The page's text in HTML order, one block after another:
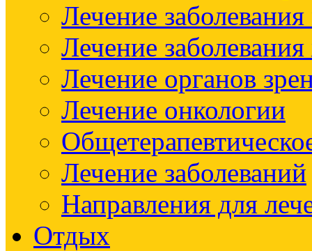
Лечение
Лечение
Лечение органов
Лечение онкологии
Лечение заболеваний
Направления для
Отдых